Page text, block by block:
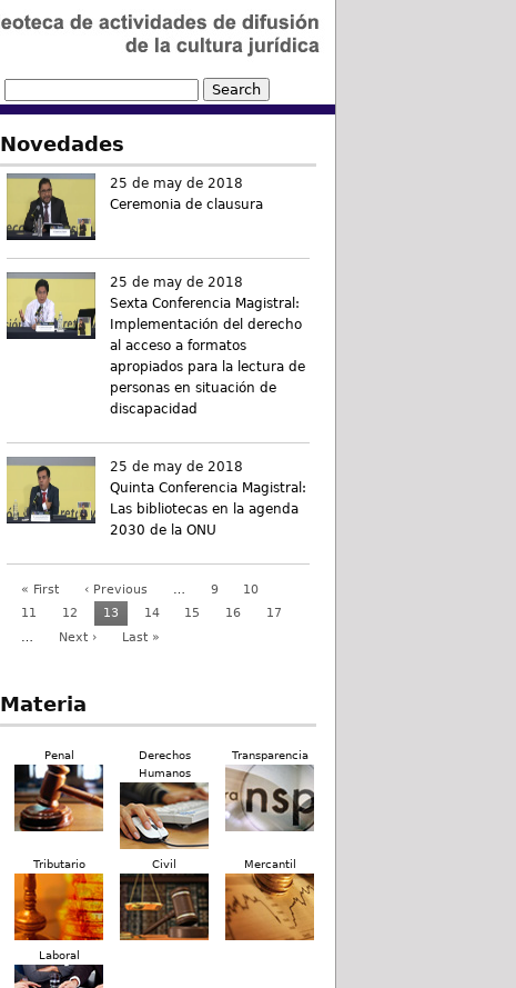
Novedades
25 de may de 2018
Ceremonia de clausura
25 de may de 2018
Sexta Conferencia Magistral:
Implementación del derecho
al acceso a formatos
apropiados para la lectura de
personas en situación de
discapacidad
25 de may de 2018
Quinta Conferencia Magistral:
Las bibliotecas en la agenda
2030 de la ONU
« First ‹ Previous … 9
10
11
12 13 14 15 16
17
…
Next › Last »
Materia
Penal
Derechos
Humanos
Transparencia
Tributario Civil Mercantil
Laboral